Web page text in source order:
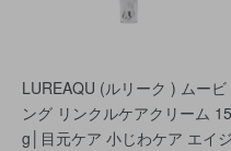
LUREAQU (ルリーク ) ムービ
ング リンクルケアクリーム 15
g│目元ケア 小じわケア エイジ